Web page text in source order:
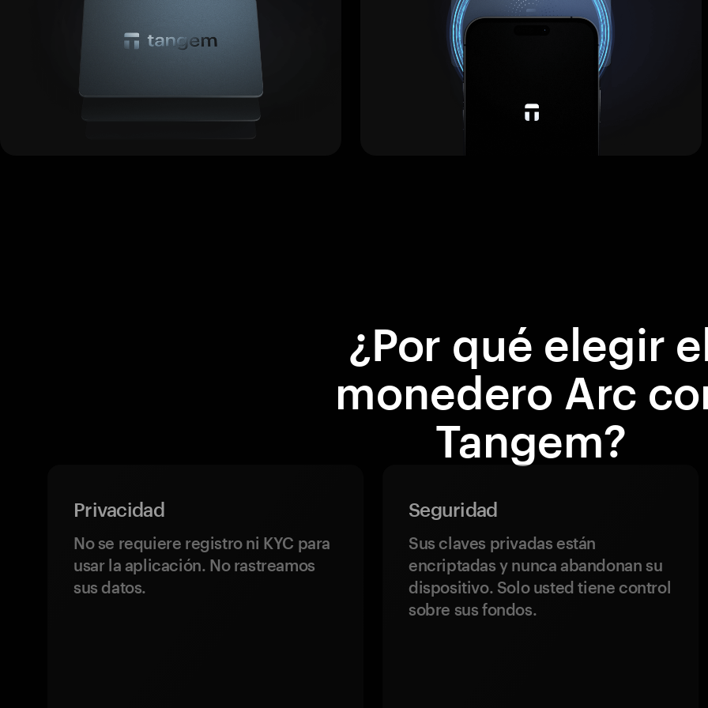
¿Por qué elegir
monedero Arc
Tangem?
Privacidad
No se requiere registro ni KYC para
usar la aplicación. No rastreamos
sus datos.
Seguridad
Sus claves privadas están
encriptadas y nunca abandonan su
dispositivo. Solo usted tiene control
sobre sus fondos.